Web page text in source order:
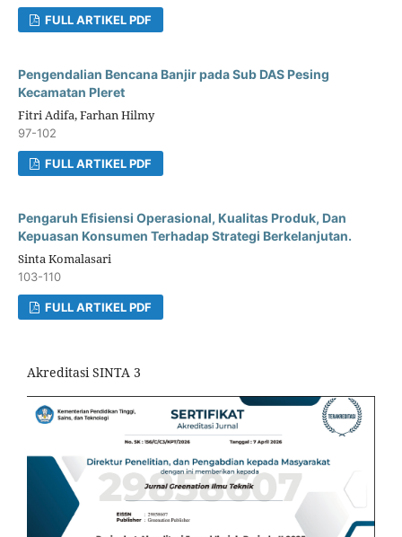
FULL ARTIKEL PDF
Pengendalian Bencana Banjir pada Sub DAS Pesing
Kecamatan Pleret
Fitri Adifa, Farhan Hilmy
97-102
FULL ARTIKEL PDF
Pengaruh Efisiensi Operasional, Kualitas Produk, Dan
Kepuasan Konsumen Terhadap Strategi Berkelanjutan.
Sinta Komalasari
103-110
FULL ARTIKEL PDF
Akreditasi SINTA 3